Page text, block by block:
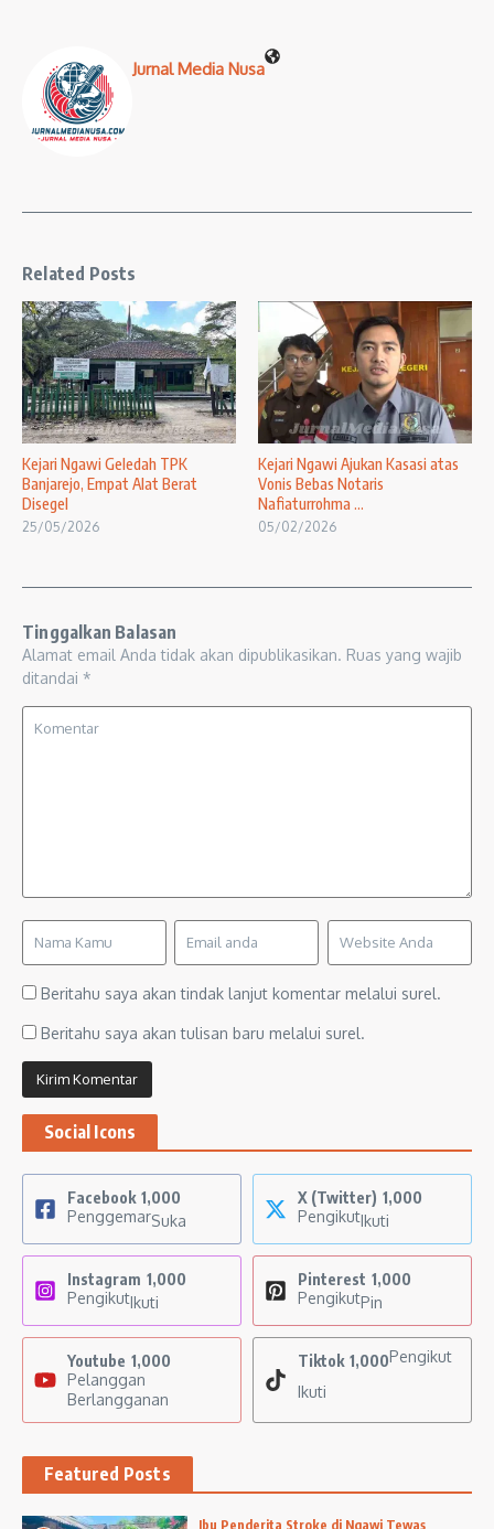
Jurnal Media Nusa
Related Posts
Kejari Ngawi Geledah TPK
Banjarejo, Empat Alat Berat
Disegel
25/05/2026
Kejari Ngawi Ajukan Kasasi atas
Vonis Bebas Notaris
Nafiaturrohma ...
05/02/2026
Tinggalkan Balasan
Alamat email Anda tidak akan dipublikasikan. Ruas yang wajib
ditandai *
Beritahu saya akan tindak lanjut komentar melalui surel.
Beritahu saya akan tulisan baru melalui surel.
Social Icons
Facebook 1,000
PenggemarSuka
X (Twitter) 1,000
PengikutIkuti
Instagram 1,000
PengikutIkuti
Pinterest 1,000
PengikutPin
Youtube 1,000
Pelanggan
Berlangganan
Tiktok 1,000Pengikut
Ikuti
Featured Posts
Ibu Penderita Stroke di Ngawi Tewas